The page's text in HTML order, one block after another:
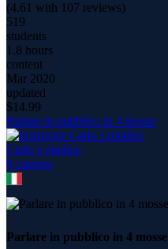
(4.61 with 107 reviews)
519
students
1.8 hours
content
Mar 2020
updated
$14.99
Parlare in pubblico in 4 mosse
Carlo Loiudice
9 courses
Parlare in pubblico in 4 mosse